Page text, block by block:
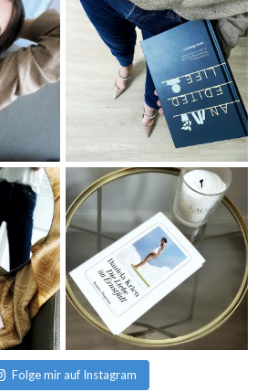
Folge mir auf Instagram